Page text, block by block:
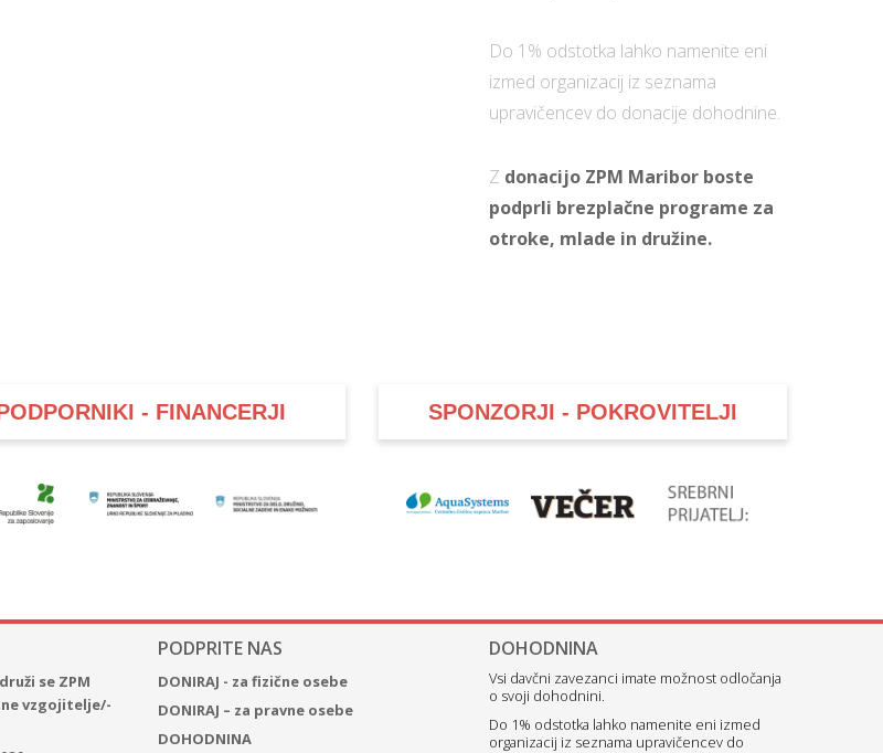
Do 1% odstotka lahko namenite eni
izmed organizacij iz seznama
upravičencev do donacije dohodnine.
Z donacijo ZPM Maribor boste
podprli brezplačne programe za
otroke, mlade in družine.
- FINANCERJI SPONZORJI - POKROVITELJI
se ZPM
vzgojitelje/-
PODPRITE NAS
DONIRAJ - za fizične osebe
DONIRAJ – za pravne osebe
DOHODNINA
DOHODNINA
Vsi davčni zavezanci imate možnost odločanja
o svoji dohodnini.
Do 1% odstotka lahko namenite eni izmed
organizacij iz seznama upravičencev do